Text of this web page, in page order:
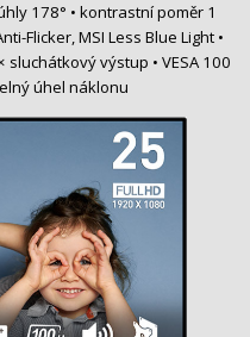
178° • kontrastní poměr 1
Flicker, MSI Less Blue Light •
výstup • VESA 100
úhel náklonu